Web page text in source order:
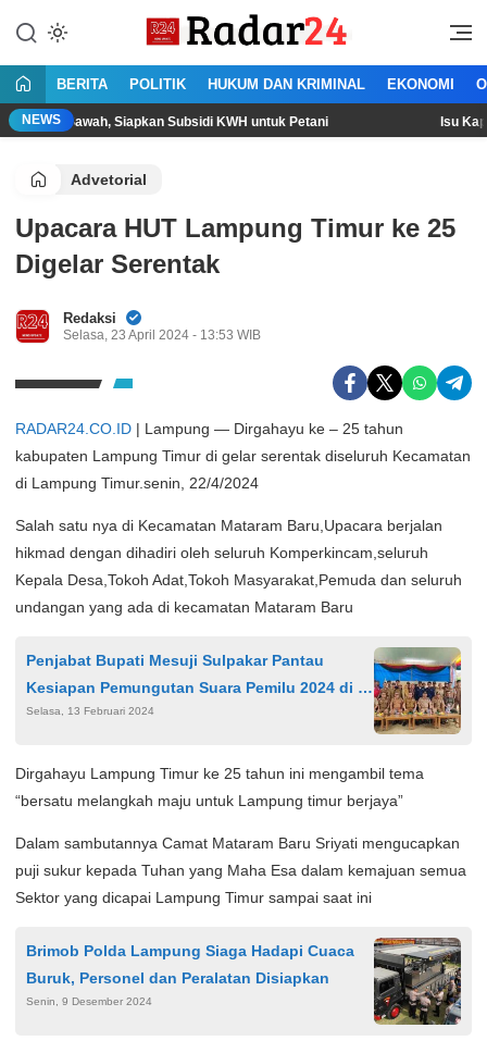
konten
Radar24.co.id
Jujur Lantang Bersuara
BERITA POLITIK HUKUM DAN KRIMINAL EKONOMI
NEWS
Siapkan Subsidi KWH untuk Petani Isu Kapolri akan
Advetorial
Upacara HUT Lampung Timur ke 25
Digelar Serentak
Redaksi
Selasa, 23 April 2024 - 13:53 WIB
RADAR24.CO.ID | Lampung — Dirgahayu ke – 25 tahun
kabupaten Lampung Timur di gelar serentak diseluruh Kecamatan
di Lampung Timur.senin, 22/4/2024
Salah satu nya di Kecamatan Mataram Baru,Upacara berjalan
hikmad dengan dihadiri oleh seluruh Komperkincam,seluruh
Kepala Desa,Tokoh Adat,Tokoh Masyarakat,Pemuda dan seluruh
undangan yang ada di kecamatan Mataram Baru
Penjabat Bupati Mesuji Sulpakar Pantau
Kesiapan Pemungutan Suara Pemilu 2024 di 7
Kecamatan
Selasa, 13 Februari 2024
Dirgahayu Lampung Timur ke 25 tahun ini mengambil tema
“bersatu melangkah maju untuk Lampung timur berjaya”
Dalam sambutannya Camat Mataram Baru Sriyati mengucapkan
puji sukur kepada Tuhan yang Maha Esa dalam kemajuan semua
Sektor yang dicapai Lampung Timur sampai saat ini
Brimob Polda Lampung Siaga Hadapi Cuaca
Buruk, Personel dan Peralatan Disiapkan
Senin, 9 Desember 2024